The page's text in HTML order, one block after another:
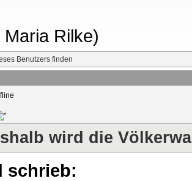
Rilke)
wird die
schrieb: